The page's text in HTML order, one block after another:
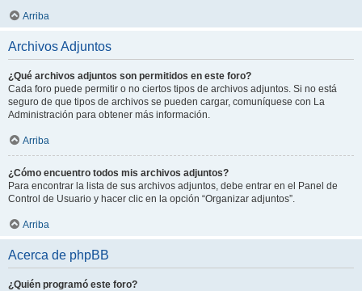
Arriba
Archivos Adjuntos
¿Qué archivos adjuntos son permitidos en este foro?
Cada foro puede permitir o no ciertos tipos de archivos adjuntos. Si no está
seguro de que tipos de archivos se pueden cargar, comuníquese con La
Administración para obtener más información.
Arriba
¿Cómo encuentro todos mis archivos adjuntos?
Para encontrar la lista de sus archivos adjuntos, debe entrar en el Panel de
Control de Usuario y hacer clic en la opción “Organizar adjuntos”.
Arriba
Acerca de phpBB
¿Quién programó este foro?